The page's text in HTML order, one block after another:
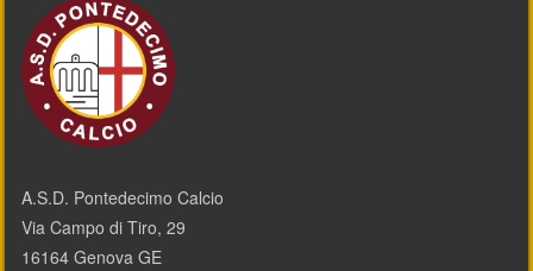
A.S.D. Pontedecimo Calcio
Via Campo di Tiro, 29
16164 Genova GE